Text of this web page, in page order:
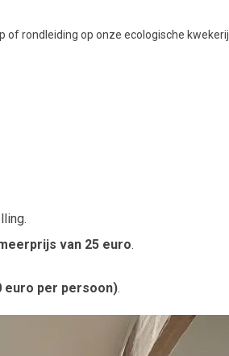
of rondleiding op onze ecologische kwekerij
van 25 euro.
euro per persoon).